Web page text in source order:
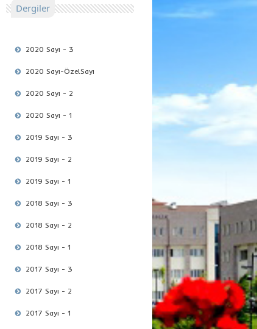
Dergiler
2020 Sayı - 3
2020 Sayı-ÖzelSayı
2020 Sayı - 2
2020 Sayı - 1
2019 Sayı - 3
2019 Sayı - 2
2019 Sayı - 1
2018 Sayı - 3
2018 Sayı - 2
2018 Sayı - 1
2017 Sayı - 3
2017 Sayı - 2
2017 Sayı - 1